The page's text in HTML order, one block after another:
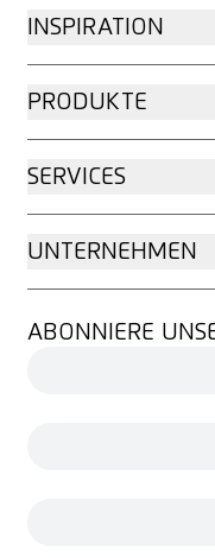
INSPIRATION
PRODUKTE
SERVICES
UNTERNEHMEN
ABONNIERE